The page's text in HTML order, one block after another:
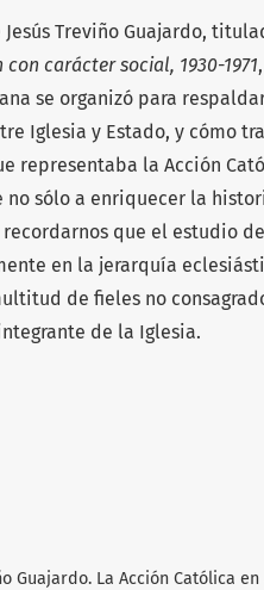
Jesús Treviño Guajardo,
carácter social, 1930-1971
se organizó para
Iglesia y Estado, y cómo
representaba la Acción
sólo a enriquecer la
que el estudio
en la jerarquía
de fieles no
de la Iglesia.
Guajardo. La Acción Católica